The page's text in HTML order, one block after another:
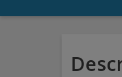
orașului
brand